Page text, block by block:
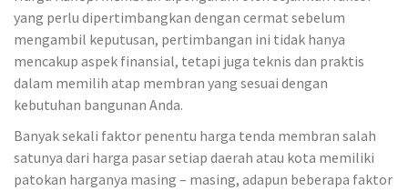
yang perlu dipertimbangkan dengan cermat sebelum
mengambil keputusan, pertimbangan ini tidak hanya
mencakup aspek finansial, tetapi juga teknis dan praktis
dalam memilih atap membran yang sesuai dengan
kebutuhan bangunan Anda.
Banyak sekali faktor penentu harga tenda membran salah
satunya dari harga pasar setiap daerah atau kota memiliki
patokan harganya masing – masing, adapun beberapa faktor